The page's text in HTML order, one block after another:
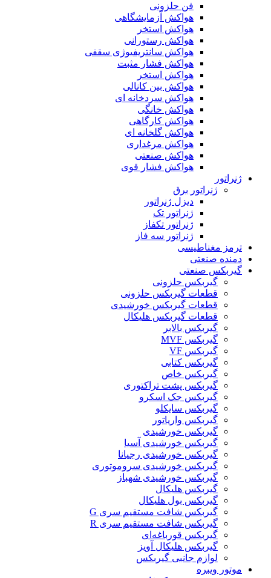
فن حلزونی
هواکش آزمایشگاهی
هواکش استخر
هواکش رستورانی
هواکش سانتریفیوژی سقفی
هواکش فشار مثبت
هواکش استخر
هواکش بین کانالی
هواکش سردخانه ای
هواکش خانگی
هواکش کارگاهی
هواکش گلخانه ای
هواکش مرغداری
هواکش صنعتی
هواکش فشار قوی
ژنراتور
ژنراتور برق
دیزل ژنراتور
ژنراتور تک
ژنراتور تکفاز
ژنراتور سه فاز
ترمز مغناطیسی
دمنده صنعتی
گیربکس صنعتی
گیربکس حلزونی
قطعات گيربکس حلزونی
قطعات گيربکس خورشيدی
قطعات گیربکس هلیکال
گيربکس بالابر
گیربکس MVF
گیربکس VF
گیربکس کتابی
گیربکس خاص
گیربکس پشت تراکتوری
گیربکس جک اسکرو
گیربکس سایکلو
گیربکس واریاتور
گیربکس خورشیدی
گیربکس خورشیدی آسیا
گیربکس خورشیدی رجیانا
گیربکس خورشیدی سروموتوری
گیربکس خورشیدی شهباز
گیربکس هلیکال
گیربکس بول هلیکال
گیربکس شافت مستقیم سری G
گیربکس شافت مستقیم سری R
گیربکس قورباغه‌ای
گیربکس هلیکال آویز
لوازم جانبی گیربکس
موتور ویبره